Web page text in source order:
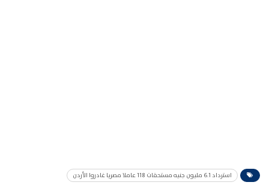
استرداد 6.1 مليون جنيه مستحقات 118 عاملا مصريا غادروا الأردن